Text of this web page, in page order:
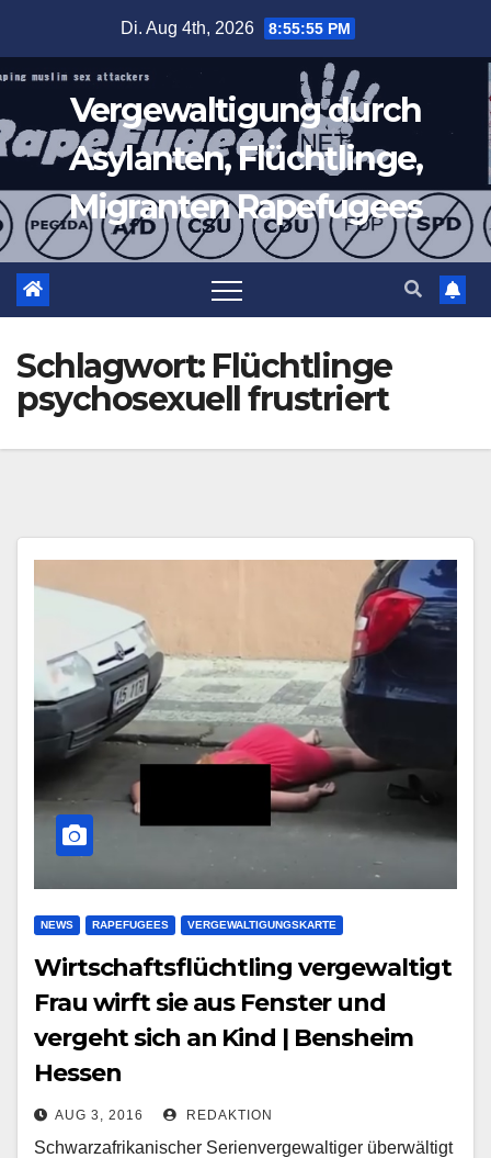
springen
Di. Aug 4th, 2026 8:55:56 PM
Vergewaltigung durch
Asylanten, Flüchtlinge,
Migranten Rapefugees
Schlagwort: Flüchtlinge
psychosexuell frustriert
NEWS RAPEFUGEES VERGEWALTIGUNGSKARTE
Wirtschaftsflüchtling vergewaltigt
Frau wirft sie aus Fenster und
vergeht sich an Kind | Bensheim
Hessen
AUG 3, 2016 REDAKTION
Schwarzafrikanischer Serienvergewaltiger überwältigt